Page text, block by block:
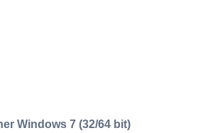
Windows 7 (32/64 bit)